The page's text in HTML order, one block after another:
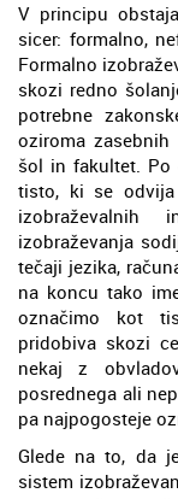
V principu
sicer: formalno,
Formalno
skozi redno
potrebne
oziroma
šol in fakultet. Po
tisto, ki se odvija
izobraževalnih
izobraževanja
tečaji jezika,
na koncu tako
označimo kot
pridobiva skozi
nekaj z
posrednega ali
pa najpogosteje
Glede na to, da
sistem